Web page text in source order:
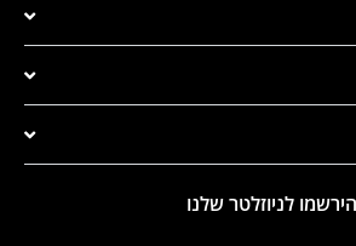
הירשמו לניוזלטר שלנו